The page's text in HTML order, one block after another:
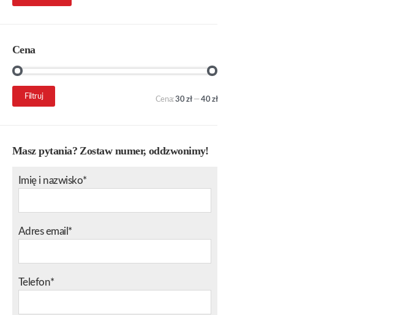
Cena
Cena
min.
Cena
maks.
Filtruj Cena:30 zł—40 zł
Masz pytania? Zostaw numer, oddzwonimy!
Imię i nazwisko*
Adres email*
Telefon*